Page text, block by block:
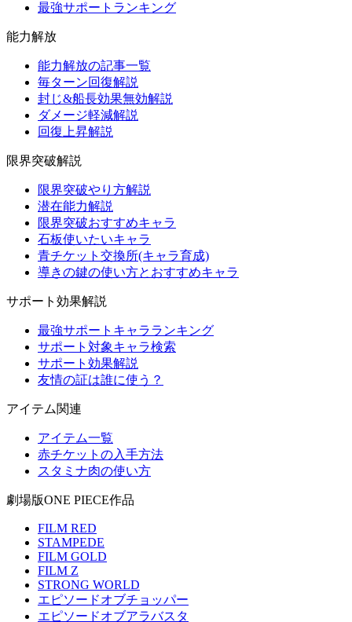
最強サポートランキング
能力解放
能力解放の記事一覧
毎ターン回復解説
封じ&船長効果無効解説
ダメージ軽減解説
回復上昇解説
限界突破解説
限界突破やり方解説
潜在能力解説
限界突破おすすめキャラ
石板使いたいキャラ
青チケット交換所(キャラ育成)
導きの鍵の使い方とおすすめキャラ
サポート効果解説
最強サポートキャラランキング
サポート対象キャラ検索
サポート効果解説
友情の証は誰に使う？
アイテム関連
アイテム一覧
赤チケットの入手方法
スタミナ肉の使い方
劇場版ONE PIECE作品
FILM RED
STAMPEDE
FILM GOLD
FILM Z
STRONG WORLD
エピソードオブチョッパー
エピソードオブアラバスタ